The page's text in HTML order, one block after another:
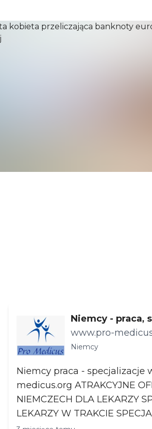
Niemcy - praca,
a lekarzy
znajmosci jez.
www.pro-
Niemcy
Niemcy praca - specjalizacje www.pro-
medicus.org ATRAKCYJNE OFERTY PRACY W
NIEMCZECH DLA LEKARZY
LEKARZY W TRAKCIE